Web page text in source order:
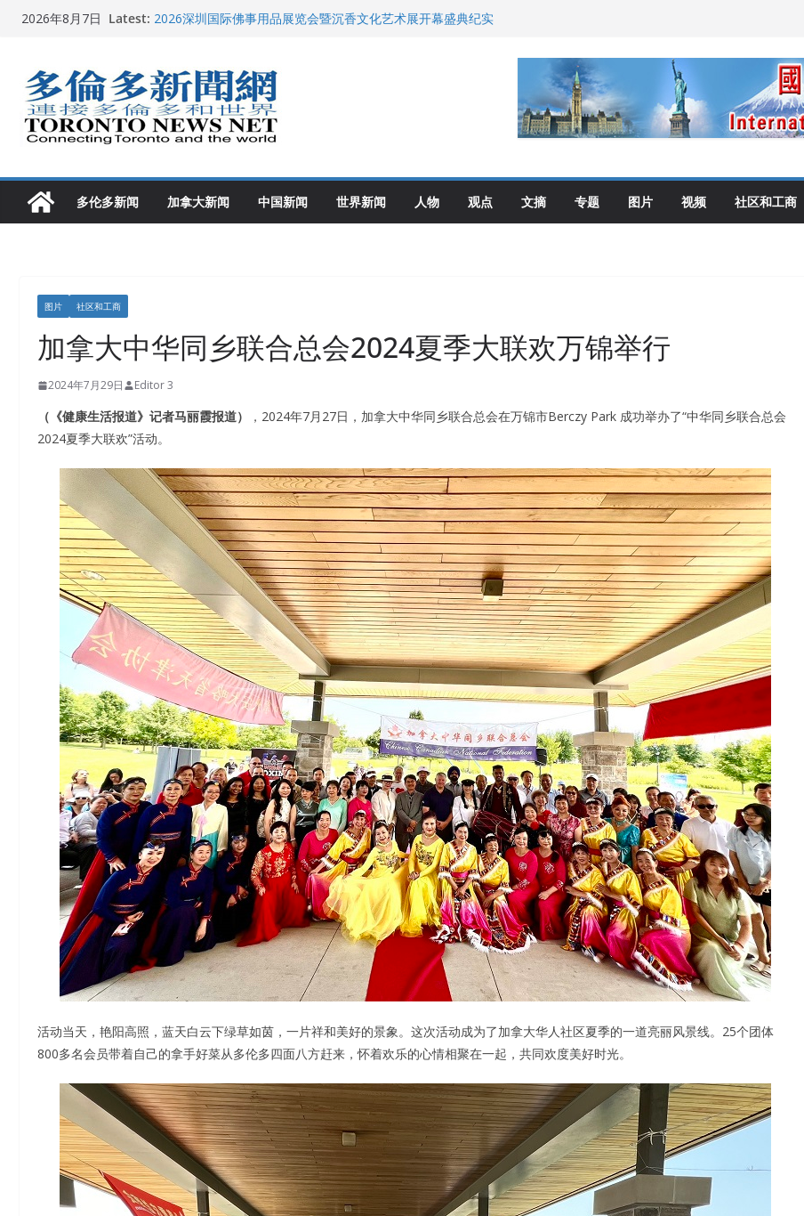
Skip2026年8月7日 Latest: 2026深圳国际佛事用品展览会暨沉香文化艺术展开幕盛典纪实
2026加拿大青少年儿童绘画比赛颁奖典礼多伦多举行
龚晓华参加多伦多骄傲大游行 与市民分享竞选理念
多伦多市长选举拉开帷幕 多名华人候选人宣布角逐
多伦多新闻 加拿大新闻 中国新闻 世界新闻 人物 观点 文摘 专题 图片 视频 社区和工商
图片 社区和工商
加拿大中华同乡联合总会2024夏季大联欢万锦举行
2024年7月29日 Editor 3
（《健康生活报道》记者马丽霞报道）
，2024年7月27日，加拿大中华同乡联合总会在万锦市Berczy Park 成功举办了“中华同乡联合总会
2024夏季大联欢”活动。
活动当天，艳阳高照，蓝天白云下绿草如茵，一片祥和美好的景象。这次活动成为了加拿大华人社区夏季的一道亮丽风景线。25个团体
800多名会员带着自己的拿手好菜从多伦多四面八方赶来，怀着欢乐的心情相聚在一起，共同欢度美好时光。